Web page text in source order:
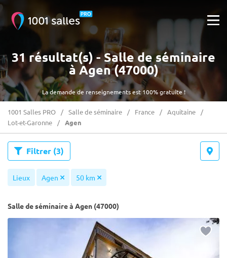
La demande de renseignements est 100% gratuite !
31 résultat(s) - Salle de séminaire
à Agen (47000)
1001 Salles PRO Salle de séminaire France
Aquitaine
Lot-et-Garonne
Agen
Filtrer (3)
Lieux Agen 50 km
Salle de séminaire à Agen (47000)